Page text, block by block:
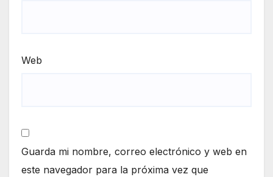
Web
Guarda mi nombre, correo electrónico y web en
este navegador para la próxima vez que